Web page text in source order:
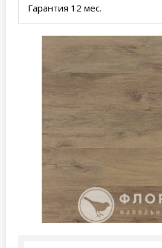
Гарантия 12 мес.